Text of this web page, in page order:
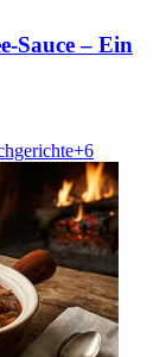
Sauce – Ein
+6